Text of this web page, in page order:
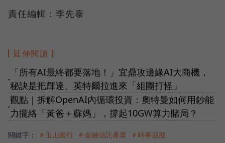
責任編輯：李先泰
延伸閱讀
●
「所有AI最終都要落地！」宜鼎攻邊緣AI大商機，
秘訣是把輝達、英特爾拉進來「組團打怪」
●
觀點｜拆解OpenAI內循環投資：奧特曼如何用鈔能
力攏絡「黃爸＋蘇媽」，撐起10GW算力賭局？
關鍵字： ＃玉山銀行 ＃金融信託產業 ＃時事追蹤